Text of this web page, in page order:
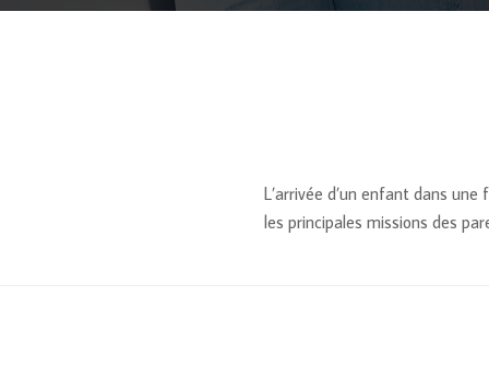
L’arrivée d’un enfant dans
les principales missions des